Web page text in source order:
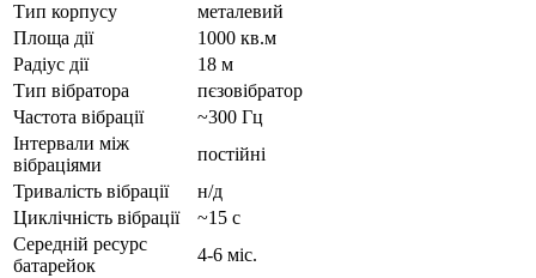
Тип корпусу
металевий
Площа дії
1000 кв.м
Радіус дії
18 м
Тип вібратора
пєзовібратор
Частота вібрації
~300 Гц
Інтервали між
вібраціями
постійні
Тривалість вібрації
н/д
Циклічність вібрації
~15 с
Середній ресурс
батарейок
4-6 міс.